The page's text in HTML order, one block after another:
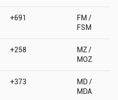
+691
FM /
FSM
+258
MZ /
MOZ
+373
MD /
MDA